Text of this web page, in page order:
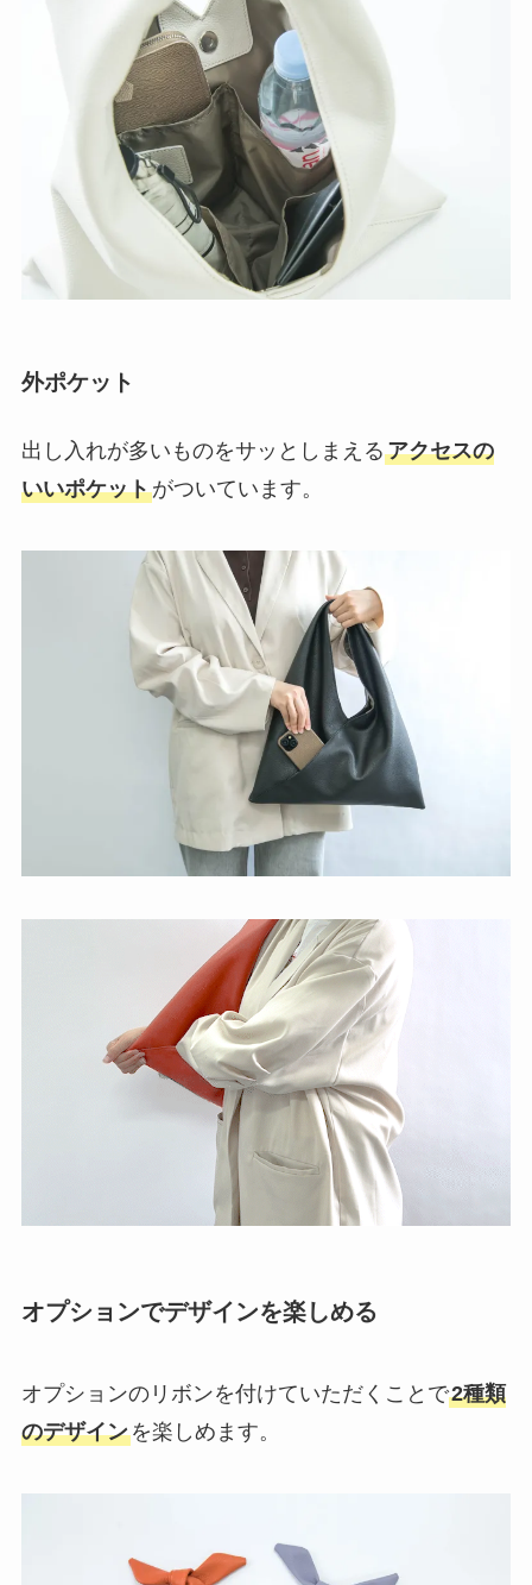
外ポケット
出し入れが多いものをサッとしまえるアクセスの
いいポケットがついています。
オプションでデザインを楽しめる
オプションのリボンを付けていただくことで2種類
のデザインを楽しめます。